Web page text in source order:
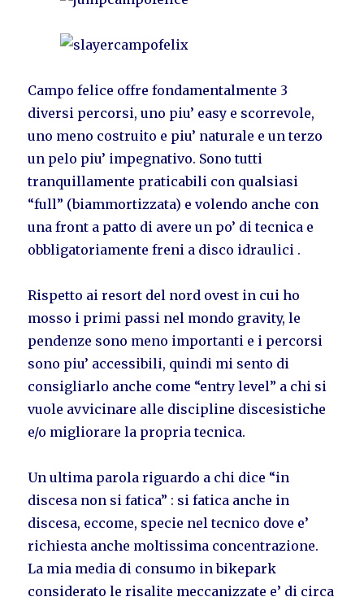
Campo felice offre fondamentalmente 3
diversi percorsi, uno piu’ easy e scorrevole,
uno meno costruito e piu’ naturale e un terzo
un pelo piu’ impegnativo. Sono tutti
tranquillamente praticabili con qualsiasi
“full” (biammortizzata) e volendo anche con
una front a patto di avere un po’ di tecnica e
obbligatoriamente freni a disco idraulici .
Rispetto ai resort del nord ovest in cui ho
mosso i primi passi nel mondo gravity, le
pendenze sono meno importanti e i percorsi
sono piu’ accessibili, quindi mi sento di
consigliarlo anche come “entry level” a chi si
vuole avvicinare alle discipline discesistiche
e/o migliorare la propria tecnica.
Un ultima parola riguardo a chi dice “in
discesa non si fatica” : si fatica anche in
discesa, eccome, specie nel tecnico dove e’
richiesta anche moltissima concentrazione.
La mia media di consumo in bikepark
considerato le risalite meccanizzate e’ di circa